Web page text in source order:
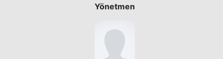
Yönetmen